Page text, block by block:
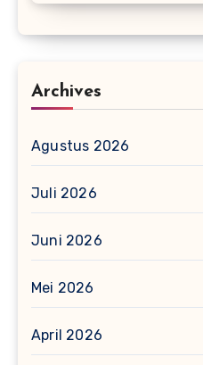
Archives
Agustus 2026
Juli 2026
Juni 2026
Mei 2026
April 2026